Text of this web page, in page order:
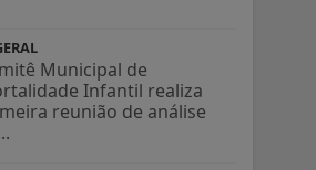
Municipal de
Infantil realiza
reunião de análise